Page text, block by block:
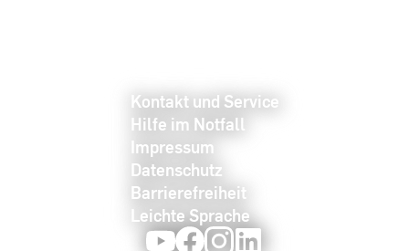
Kontakt und Service
Hilfe im Notfall
Impressum
Datenschutz
Barrierefreiheit
Leichte Sprache
YoutubeFacebookInstagram